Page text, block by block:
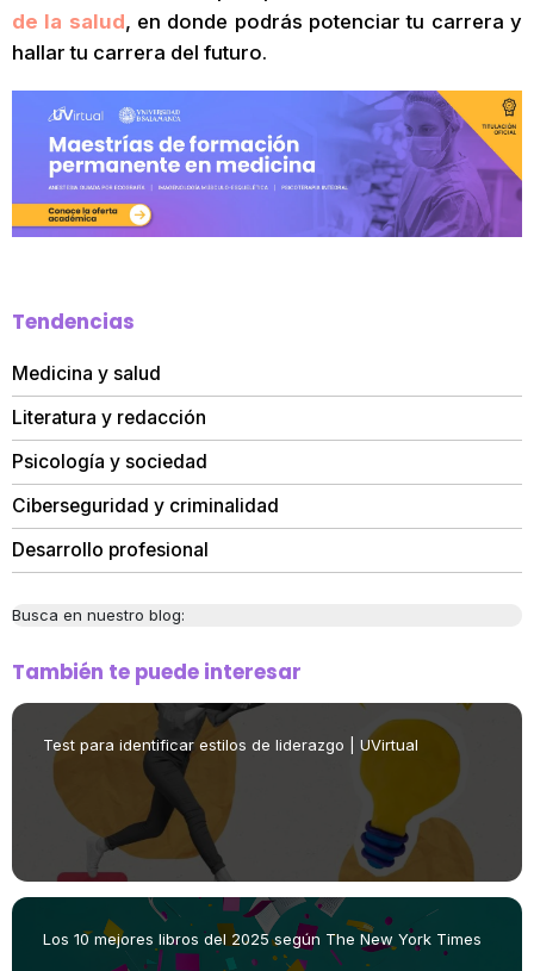
de la salud, en donde podrás potenciar tu carrera y
hallar tu carrera del futuro.
Tendencias
Medicina y salud
Literatura y redacción
Psicología y sociedad
Ciberseguridad y criminalidad
Desarrollo profesional
Busca en nuestro blog:
También te puede interesar
Test para identificar estilos de liderazgo | UVirtual
Los 10 mejores libros del 2025 según The New York Times